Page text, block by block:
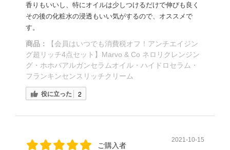
香りもいいし、特にオイルは少しつけるだけで伸びも良く
その後の化粧水の浸透もいい気がするので、オススメで
す。
商品：
【会員はいつでも消費税オフ！アンチエイジン
グ超リッチ4点セット】Marvo & Co ネロリクレンジン
グ・ホホバアルガンセラムオイル・ハイドロセラム・
フランキンセンスリッチクリーム
役に立った 2
ご購入者
2021-10-15